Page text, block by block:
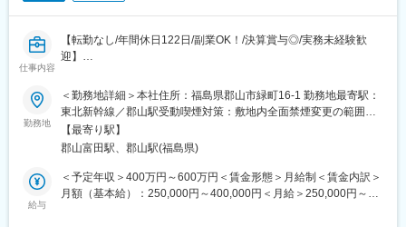
重視し、相談しやすく協力し合える職場環境です。
当社は2023年2月に設立された楽天グループ100％出資の新会社
で、事業運営に必要な企画、立ち上げ、コンサルティング、オペ
レーション管理、システム・インフラ整備までを一括して提供し
ています。
変更の範囲：会社の定める業務
・環境調査データの整理・分析
・行政対応（報告書作成、各種折衝）
・新規事業創出に向けた企画検討（全体の約2割）
従来の環境影響評価・放射線モニタリングに加え、今後は以下の
ような分野にも取り組んでいく予定です。
・再生可能エネルギー関連業務
・社会科学の知見を活用した地域課題の解決支援
・新産業の創出支援
仕事内容
【転勤なし/年間休日122日/副業OK！/決算賞与◎/実務未経験歓
迎】
先の顧客課題を「引き出す」経営支援コンサルタントとして対応
いただきます。
■業務内容：【変更の範囲：会社の定める業務】
・経営相談、経営分析、融資の相談に対する経営アドバイスなど
コンサルティング業務を担当して頂きます。
・経営課題などを経営者の方、ご担当者からヒアリング
勤務地
＜勤務地詳細＞本社住所：福島県郡山市緑町16-1 勤務地最寄駅：
東北新幹線／郡山駅受動喫煙対策：敷地内全面禁煙変更の範囲：
無【最寄り駅】
郡山富田駅、郡山駅(福島県)
給与
＜予定年収＞400万円～600万円＜賃金形態＞月給制＜賃金内訳＞
月額（基本給）：250,000円～400,000円＜月給＞250,000円～